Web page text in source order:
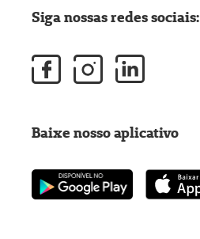
Siga nossas redes sociais:
Baixe nosso aplicativo